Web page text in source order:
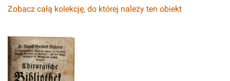
Zobacz całą kolekcję, do której należy ten obiekt